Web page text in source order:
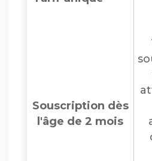
Souscription dès
l'âge de 2 mois